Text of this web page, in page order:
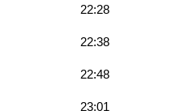
22:28
22:38
22:48
23:01